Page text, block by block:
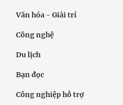
Văn hóa - Giải trí
Công nghệ
Du lịch
Bạn đọc
Công nghiệp hỗ trợ